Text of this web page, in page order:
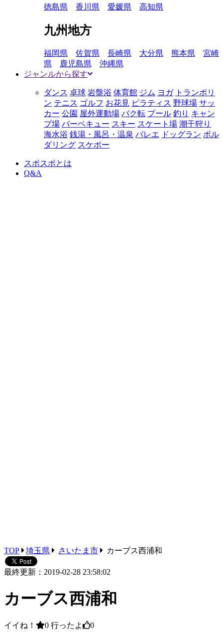
徳島県 香川県 愛媛県 高知県
九州地方
福岡県 佐賀県 長崎県 大分県 熊本県
宮崎
県
鹿児島県
沖縄県
ジャンルから探す
ダンス 卓球 岩盤浴 体育館 ジム ヨガ トランポリ
ン テニス ゴルフ お花見 ピラティス 野球場 サッ
カー 公園 屋外運動場 バク転 プール 釣り キャン
プ場 バーベキュー スキー スケート場 潮干狩り
海水浴 銭湯・風呂・温泉 バレエ ドッグラン ボル
ダリング スケボー
スポスポとは
Q&A
TOP 埼玉県 さいたま市 カーブス西浦和
最終更新：2019-02-28 23:58:02
カーブス西浦和
イイね！ 0 行ったよ 0